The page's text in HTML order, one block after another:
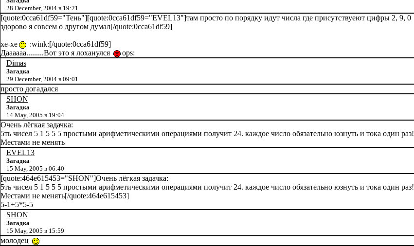
28 December, 2004 в 19:21
[quote:0cca61df59="Тень"][quote:0cca61df59="EVEL13"]там просто по порядку идут числа где присутствуеют цифры 2, 9, 0
здорово я совсем о другом думал[/quote:0cca61df59]
хе-хе
:wink:[/quote:0cca61df59]
Даааааа.........Вот это я лоханулся
ops:
Dimas
Загадка
29 December, 2004 в 09:01
просто догадался
SHON
Загадка
14 May, 2005 в 19:04
Очень лёгкая задачка:
5ть чисел 5 1 5 5 5 простыми арифметическими операциями получит 24. каждое число обязательно юзнуть и тока один раз!
Местами не менять
EVEL13
Загадка
15 May, 2005 в 06:40
[quote:464e615453="SHON"]Очень лёгкая задачка:
5ть чисел 5 1 5 5 5 простыми арифметическими операциями получит 24. каждое число обязательно юзнуть и тока один раз!
Местами не менять[/quote:464e615453]
5-1+5*5-5
SHON
Загадка
15 May, 2005 в 15:59
молодец